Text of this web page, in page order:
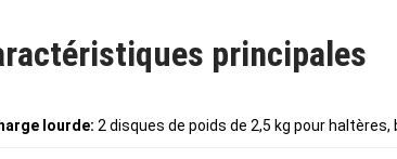
principales
lourde: 2 disques de poids de 2,5 kg pour